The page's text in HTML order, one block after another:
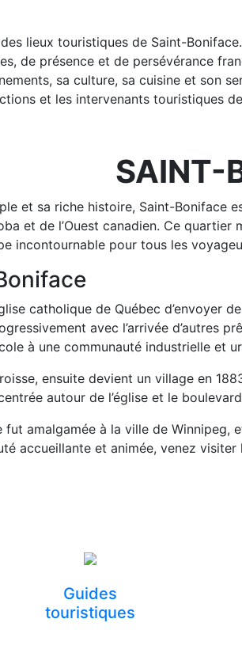
lieux touristiques de Saint-
de présence et de persévérance
sa culture, sa cuisine et son
et les intervenants touristiques
SAINT-
et sa riche histoire, Saint-Boniface
et de l’Ouest canadien. Ce
incontournable pour tous les
catholique de Québec d’envoyer
avec l’arrivée
à une communauté industrielle et
ensuite devient un village en
autour de l’église et le
amalgamée à la ville de Winnipeg,
accueillante et animée, venez
Guides
touristiques